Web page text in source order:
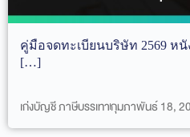
คู่มือจดทะเบียนบริษัท 2569 ห
[…]
เก่งบัญชี ภาษีบรรเทากุมภาพันธ์ 18,